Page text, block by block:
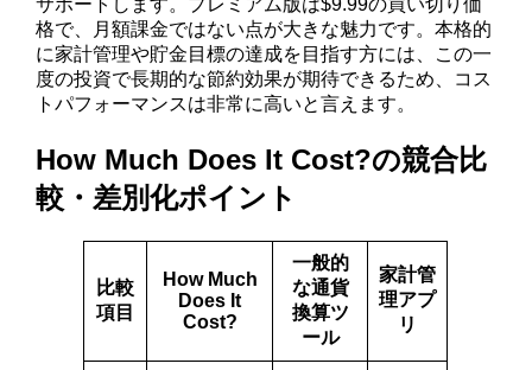
格で、月額課金ではない点が大きな魅力です。本格的
に家計管理や貯金目標の達成を目指す方には、この一
度の投資で長期的な節約効果が期待できるため、コス
トパフォーマンスは非常に高いと言えます。
How Much Does It Cost?の競合比
較・差別化ポイント
比較
項目
How Much
Does It
Cost?
一般的
な通貨
換算ツ
ール
家計管
理アプ
リ